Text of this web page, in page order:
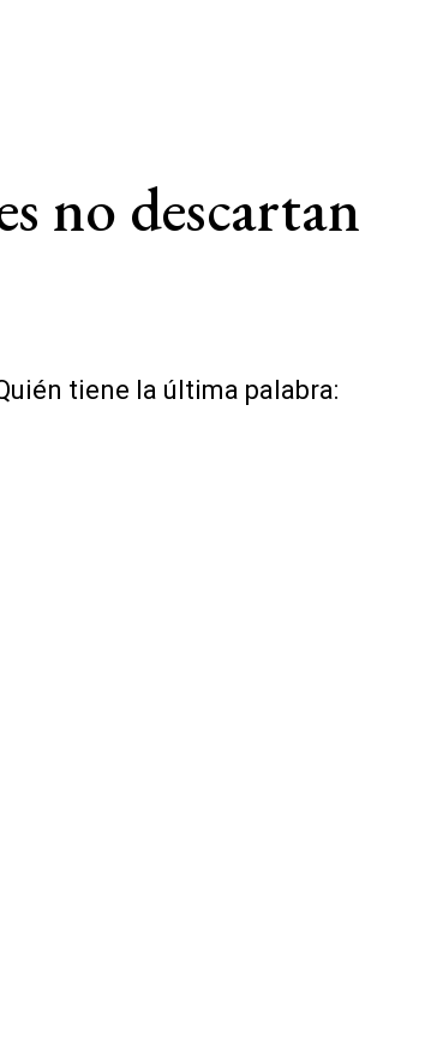
no descartan
tiene la última palabra: